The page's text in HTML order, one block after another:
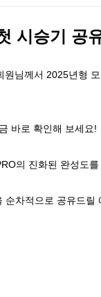
시승기 공
원님께서 2025년형
바로 확인해 보세요!
의 진화된 완성도
순차적으로 공유드릴